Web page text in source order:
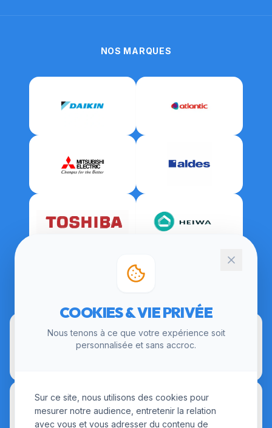
NOS MARQUES
COOKIES & VIE PRIVÉE
Nous tenons à ce que votre expérience soit
personnalisée et sans accroc.
Sur ce site, nous utilisons des cookies pour
mesurer notre audience, entretenir la relation
avec vous et vous adresser du contenu de